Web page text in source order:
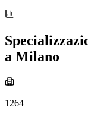
a Milano
1264